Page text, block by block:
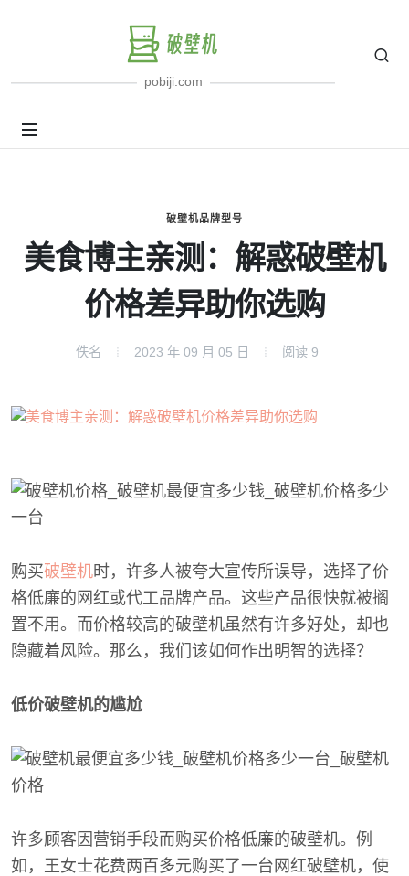
pobiji.com
破壁机品牌型号
美食博主亲测：解惑破壁机
价格差异助你选购
佚名 2023 年 09 月 05 日 阅读 9
购买破壁机时，许多人被夸大宣传所误导，选择了价
格低廉的网红或代工品牌产品。这些产品很快就被搁
置不用。而价格较高的破壁机虽然有许多好处，却也
隐藏着风险。那么，我们该如何作出明智的选择？
低价破壁机的尴尬
许多顾客因营销手段而购买价格低廉的破壁机。例
如，王女士花费两百多元购买了一台网红破壁机，使